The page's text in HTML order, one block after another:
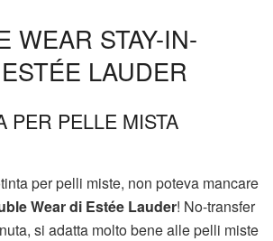
WEAR STAY-IN-
LAUDER
PER PELLE MISTA
per pelli miste, non poteva mancare
Wear di Estée Lauder! No-transfer
si adatta molto bene alle pelli miste